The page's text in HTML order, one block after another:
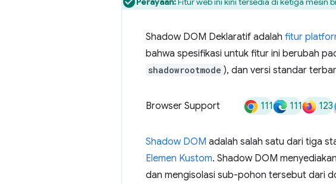
Shadow DOM Deklaratif adalah fitur
bahwa spesifikasi untuk fitur ini berubah
shadowrootmode ), dan versi standar
Browser Support 111 111 123
Shadow DOM adalah salah satu dari tiga
Elemen Kustom. Shadow DOM
dan mengisolasi sub-pohon tersebut dari